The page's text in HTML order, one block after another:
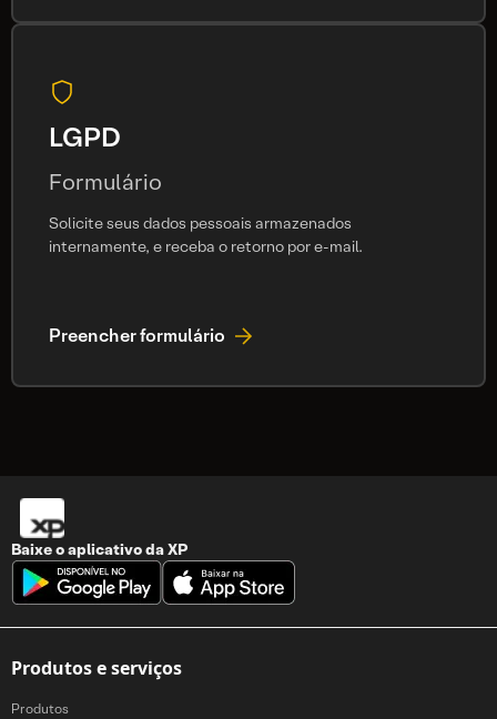
LGPD
Formulário
Solicite seus dados pessoais armazenados
internamente, e receba o retorno por e-mail.
Preencher formulário
Baixe o aplicativo daXP
Produtos e serviços
Produtos